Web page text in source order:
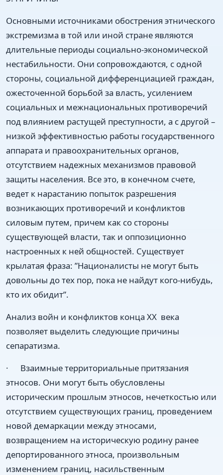
Основными источниками обострения этнического
экстремизма в той или иной стране являются
длительные периоды социально-экономической
нестабильности. Они сопровождаются, с одной
стороны, социальной дифференциацией граждан,
ожесточенной борьбой за власть, усилением
социальных и межнациональных противоречий
под влиянием растущей преступности, а с другой –
низкой эффективностью работы государственного
аппарата и правоохранительных органов,
отсутствием надежных механизмов правовой
защиты населения. Все это, в конечном счете,
ведет к нарастанию попыток разрешения
возникающих противоречий и конфликтов
силовым путем, причем как со стороны
существующей власти, так и оппозиционно
настроенных к ней общностей. Существует
крылатая фраза: ”Националисты не могут быть
довольны до тех пор, пока не найдут кого-нибудь,
кто их обидит”.
Анализ войн и конфликтов конца ХХ века
позволяет выделить следующие причины
сепаратизма.
· Взаимные территориальные притязания
этносов. Они могут быть обусловлены
историческим прошлым этносов, нечеткостью или
отсутствием существующих границ, проведением
новой демаркации между этносами,
возвращением на историческую родину ранее
депортированного этноса, произвольным
изменением границ, насильственным